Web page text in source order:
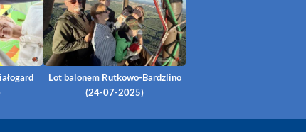
Lot balonem Rutkowo-Bardzlino
(24-07-2025)